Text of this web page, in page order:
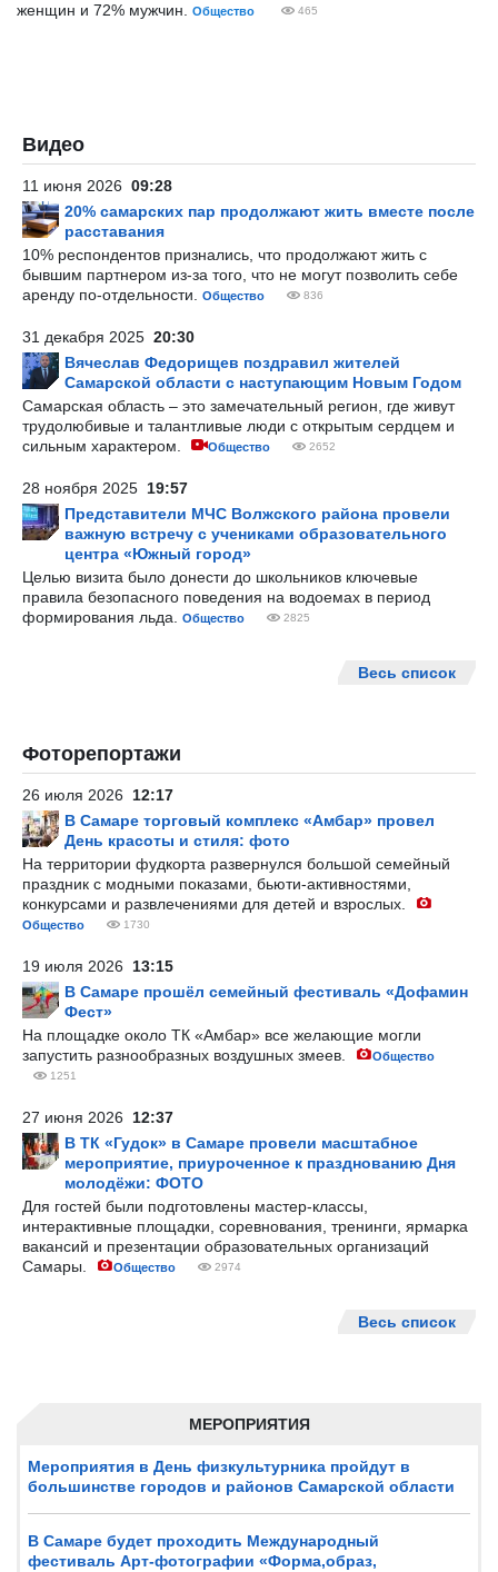
МЕРОПРИЯТИЯ
Мероприятия в День физкультурника пройдут в
большинстве городов и районов Самарской области
В Самаре будет проходить Международный
фестиваль Арт-фотографии «Форма,образ,
женщин и 72% мужчин.
Общество 465
Видео
11 июня 2026 09:28
20% самарских пар продолжают жить вместе после
расставания
10% респондентов признались, что продолжают жить с
бывшим партнером из-за того, что не могут позволить себе
аренду по-отдельности.
Общество 836
31 декабря 2025 20:30
Вячеслав Федорищев поздравил жителей
Самарской области с наступающим Новым Годом
Самарская область – это замечательный регион, где живут
трудолюбивые и талантливые люди с открытым сердцем и
сильным характером.
Общество 2652
28 ноября 2025 19:57
Представители МЧС Волжского района провели
важную встречу с учениками образовательного
центра «Южный город»
Целью визита было донести до школьников ключевые
правила безопасного поведения на водоемах в период
формирования льда.
Общество 2825
Весь список
Фоторепортажи
26 июля 2026 12:17
В Самаре торговый комплекс «Амбар» провел
День красоты и стиля: фото
На территории фудкорта развернулся большой семейный
праздник с модными показами, бьюти-активностями,
конкурсами и развлечениями для детей и взрослых.
Общество 1730
19 июля 2026 13:15
В Самаре прошёл семейный фестиваль «Дофамин
Фест»
На площадке около ТК «Амбар» все желающие могли
запустить разнообразных воздушных змеев.
Общество
1251
27 июня 2026 12:37
В ТК «Гудок» в Самаре провели масштабное
мероприятие, приуроченное к празднованию Дня
молодёжи: ФОТО
Для гостей были подготовлены мастер-классы,
интерактивные площадки, соревнования, тренинги, ярмарка
вакансий и презентации образовательных организаций
Самары.
Общество 2974
Весь список